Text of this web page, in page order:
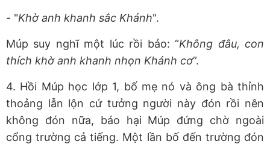
- "Khờ anh khanh sắc Khánh".
Múp suy nghĩ một lúc rồi bảo: “Không đâu, con
thích khờ anh khanh nhọn Khánh cơ”.
4. Hồi Múp học lớp 1, bố mẹ nó và ông bà thỉnh
thoảng lẫn lộn cứ tưởng người này đón rồi nên
không đón nữa, báo hại Múp đứng chờ ngoài
cổng trường cả tiếng. Một lần bố đến trường đón